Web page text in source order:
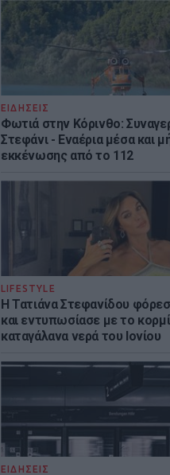
ΕΙΔΗΣΕΙΣ
Φωτιά στην Κόρινθο:
Στεφάνι - Εναέρια μέσα και
εκκένωσης από το 112
LIFESTYLE
Η Τατιάνα Στεφανίδου
και εντυπωσίασε με το
καταγάλανα νερά του Ιονίου
ΕΙΔΗΣΕΙΣ